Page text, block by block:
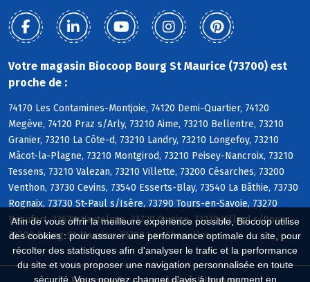
Afin de vous offrir la meilleure expérience possible, Biocoop utilise
des cookies : pour assurer une performance optimale du site, pour
récolter des statistiques afin d'analyser le trafic et la performance
du site et vous proposer une navigation personnalisée en toute
sécurité. Vous pouvez changer d'avis à tout moment en
Votre magasin Biocoop Bourg St Maurice (73700) est
proche de :
74170 Les Contamines-Montjoie, 74120 Demi-Quartier, 74120
Megève, 74120 Praz s/Arly, 73210 Aime, 73210 Bellentre, 73210
Granier, 73210 La Côte-d, 73210 Landry, 73210 Longefoy, 73210
Mâcot-la-Plagne, 73210 Montgirod, 73210 Peisey-Nancroix, 73210
Tessens, 73210 Valezan, 73210 Villette, 73200 Césarches, 73200
Venthon, 73730 Cevins, 73540 Esserts-Blay, 73540 La Bâthie, 73730
Rognaix, 73730 St-Paul s/Isère, 73790 Tours-en-Savoie, 73270
Beaufort, 73620 Hauteluce, 73720 Queige, 73270 Villard s/Doron,
73700 Bourg-St-Maurice, 73700 Les Chapelles